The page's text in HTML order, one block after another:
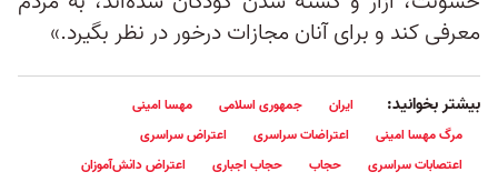
معرفی کند و برای آنان مجازات درخور در نظر بگیرد.»
بیشتر بخوانید: ایران جمهوری اسلامی
مهسا امینی
مرگ مهسا امینی
اعتراضات سراسری
اعتراض سراسری
اعتصابات سراسری
حجاب حجاب اجباری
اعتراض دانش‌آموزان